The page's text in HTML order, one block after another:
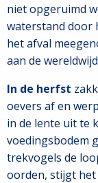
niet opgeruimd
waterstand door
het afval
aan de
In de herfst
oevers af en
in de lente uit te
voedingsbodem
trekvogels de
oorden, stijgt